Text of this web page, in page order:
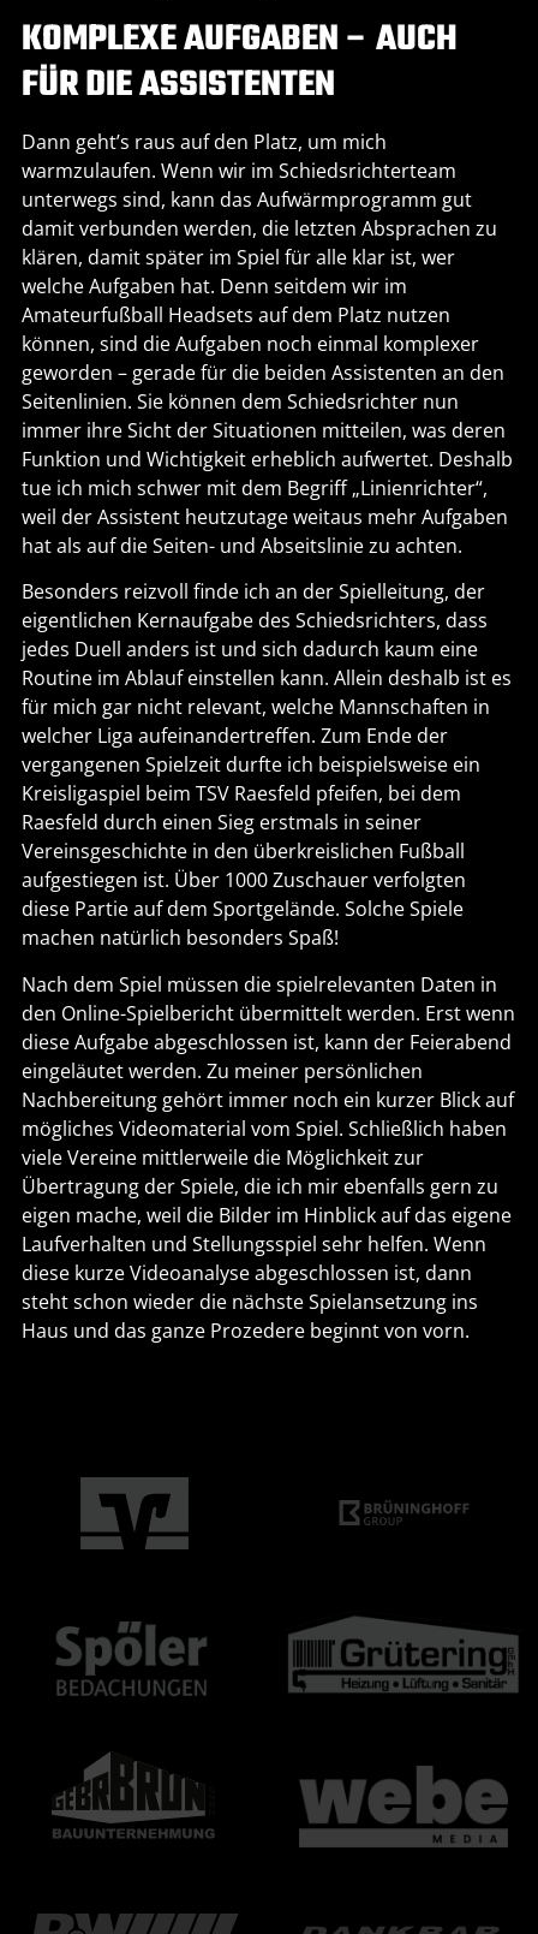
KOMPLEXE AUFGABEN – AUCH
FÜR DIE ASSISTENTEN
Dann geht’s raus auf den Platz, um mich
warmzulaufen. Wenn wir im Schiedsrichterteam
unterwegs sind, kann das Aufwärmprogramm gut
damit verbunden werden, die letzten Absprachen zu
klären, damit später im Spiel für alle klar ist, wer
welche Aufgaben hat. Denn seitdem wir im
Amateurfußball Headsets auf dem Platz nutzen
können, sind die Aufgaben noch einmal komplexer
geworden – gerade für die beiden Assistenten an den
Seitenlinien. Sie können dem Schiedsrichter nun
immer ihre Sicht der Situationen mitteilen, was deren
Funktion und Wichtigkeit erheblich aufwertet. Deshalb
tue ich mich schwer mit dem Begriff „Linienrichter“,
weil der Assistent heutzutage weitaus mehr Aufgaben
hat als auf die Seiten- und Abseitslinie zu achten.
Besonders reizvoll finde ich an der Spielleitung, der
eigentlichen Kernaufgabe des Schiedsrichters, dass
jedes Duell anders ist und sich dadurch kaum eine
Routine im Ablauf einstellen kann. Allein deshalb ist es
für mich gar nicht relevant, welche Mannschaften in
welcher Liga aufeinandertreffen. Zum Ende der
vergangenen Spielzeit durfte ich beispielsweise ein
Kreisligaspiel beim TSV Raesfeld pfeifen, bei dem
Raesfeld durch einen Sieg erstmals in seiner
Vereinsgeschichte in den überkreislichen Fußball
aufgestiegen ist. Über 1000 Zuschauer verfolgten
diese Partie auf dem Sportgelände. Solche Spiele
machen natürlich besonders Spaß!
Nach dem Spiel müssen die spielrelevanten Daten in
den Online-Spielbericht übermittelt werden. Erst wenn
diese Aufgabe abgeschlossen ist, kann der Feierabend
eingeläutet werden. Zu meiner persönlichen
Nachbereitung gehört immer noch ein kurzer Blick auf
mögliches Videomaterial vom Spiel. Schließlich haben
viele Vereine mittlerweile die Möglichkeit zur
Übertragung der Spiele, die ich mir ebenfalls gern zu
eigen mache, weil die Bilder im Hinblick auf das eigene
Laufverhalten und Stellungsspiel sehr helfen. Wenn
diese kurze Videoanalyse abgeschlossen ist, dann
steht schon wieder die nächste Spielansetzung ins
Haus und das ganze Prozedere beginnt von vorn.